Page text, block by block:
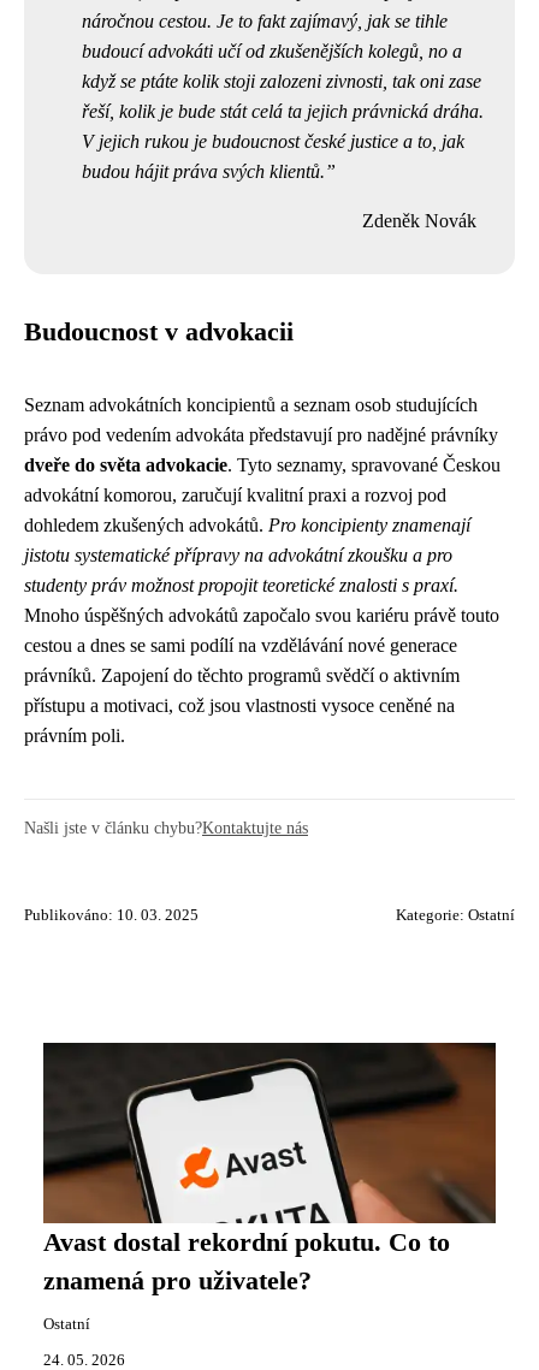
náročnou cestou. Je to fakt zajímavý, jak se tihle
budoucí advokáti učí od zkušenějších kolegů, no a
když se ptáte kolik stoji zalozeni zivnosti, tak oni zase
řeší, kolik je bude stát celá ta jejich právnická dráha.
V jejich rukou je budoucnost české justice a to, jak
budou hájit práva svých klientů.
Zdeněk Novák
Budoucnost v advokacii
Seznam advokátních koncipientů a seznam osob studujících
právo pod vedením advokáta představují pro nadějné právníky
dveře do světa advokacie. Tyto seznamy, spravované Českou
advokátní komorou, zaručují kvalitní praxi a rozvoj pod
dohledem zkušených advokátů. Pro koncipienty znamenají
jistotu systematické přípravy na advokátní zkoušku a pro
studenty práv možnost propojit teoretické znalosti s praxí.
Mnoho úspěšných advokátů započalo svou kariéru právě touto
cestou a dnes se sami podílí na vzdělávání nové generace
právníků. Zapojení do těchto programů svědčí o aktivním
přístupu a motivaci, což jsou vlastnosti vysoce ceněné na
právním poli.
Našli jste v článku chybu?Kontaktujte nás
Publikováno: 10. 03. 2025 Kategorie: Ostatní
Avast dostal rekordní pokutu. Co to
znamená pro uživatele?
Ostatní
24. 05. 2026